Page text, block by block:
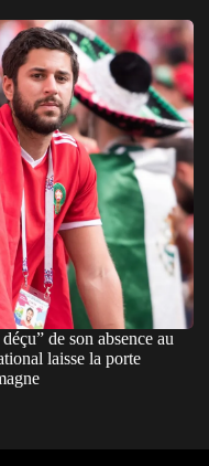
de son absence au
laisse la porte